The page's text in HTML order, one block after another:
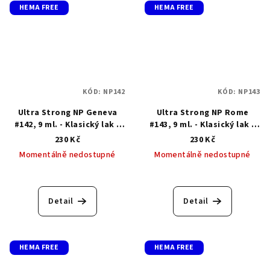
HEMA FREE
Ultra Strong NP Geneva
#142, 9 ml. - Klasický lak s
gelovým efektem
230 Kč
Momentálně nedostupné
Detail
KÓD: NP142
HEMA FREE
Ultra Strong NP Rome
#143, 9 ml. - Klasický lak s
gelovým efektem
230 Kč
Momentálně nedostupné
hodnocení
produktu
5
Detail
KÓD: NP143
HEMA FREE HEMA FREE